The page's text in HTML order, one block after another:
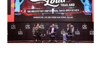
ENTERTAINMENT